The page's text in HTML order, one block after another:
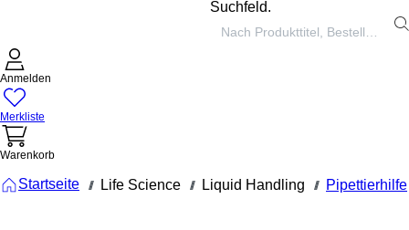
Suchfeld.
Anmelden
Merkliste
Warenkorb
Startseite /// Life Science /// Liquid Handling /// Pipettierhilfe